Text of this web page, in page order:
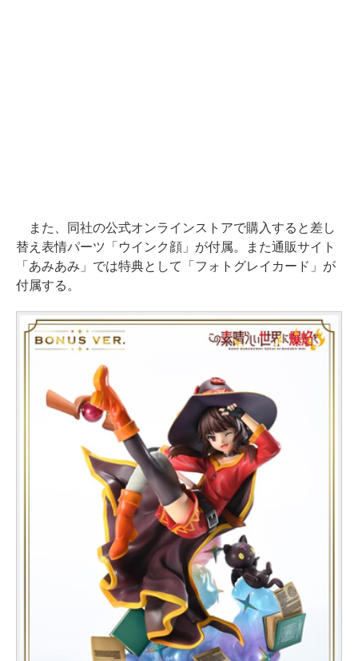
また、同社の公式オンラインストアで購入すると差し
替え表情パーツ「ウインク顔」が付属。また通販サイト
「あみあみ」では特典として「フォトグレイカード」が
付属する。